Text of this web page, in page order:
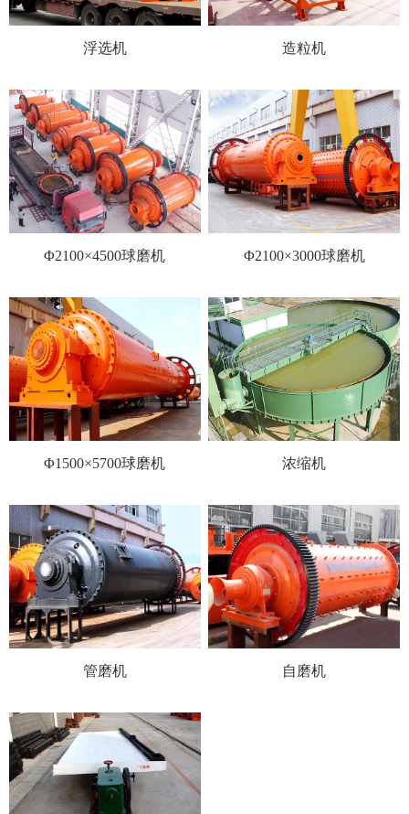
浮选机 造粒机
Φ2100×4500球磨机 Φ2100×3000球磨机
Φ1500×5700球磨机 浓缩机
管磨机 自磨机